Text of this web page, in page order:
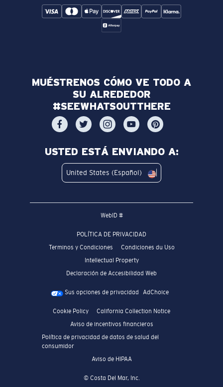
MUÉSTRENOS CÓMO VE TODO A
SU ALREDEDOR
#SEEWHATSOUTTHERE
USTED ESTÁ ENVIANDO A:
United States (Español)
WebID #
POLÍTICA DE PRIVACIDAD
Terminos y Condiciones
Condiciones du Uso
Intellectual Property
Declaración de Accesibilidad Web
Sus opciones de privacidad AdChoice
Cookie Policy
California Collection Notice
Aviso de incentivos financieros
Política de privacidad de datos de salud del
consumidor
Aviso de HIPAA
© Costa Del Mar, Inc.